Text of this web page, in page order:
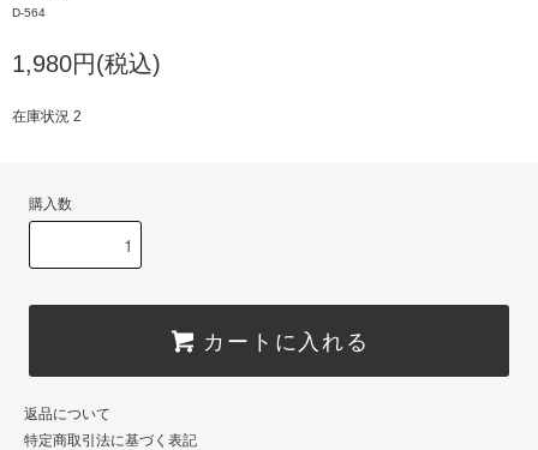
D-564
1,980円(税込)
在庫状況 2
購入数
カートに入れる
返品について
特定商取引法に基づく表記